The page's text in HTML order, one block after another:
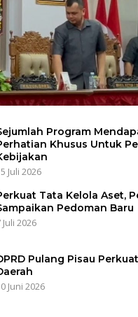
Program
Khusus Untuk
Juli 2026
Tata Kelola Aset,
Pedoman Baru
Juli 2026
Pulang Pisau
Juni 2026